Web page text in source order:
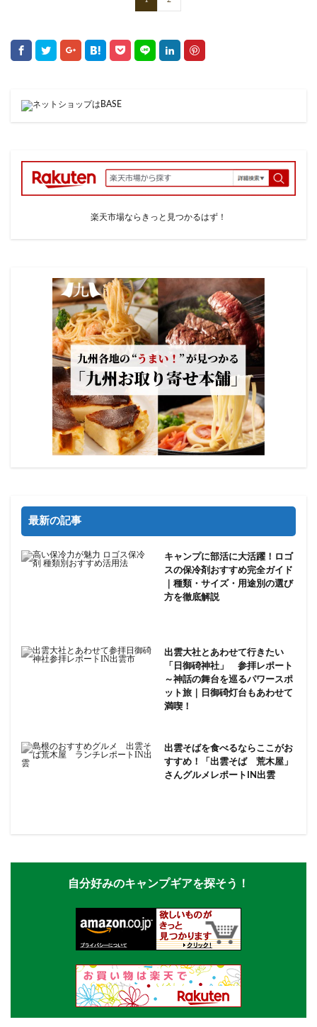
楽天市場ならきっと見つかるはず！
最新の記事
キャンプに部活に大活躍！ロゴ
スの保冷剤おすすめ完全ガイド
｜種類・サイズ・用途別の選び
方を徹底解説
出雲大社とあわせて行きたい
「日御碕神社」 参拝レポート
～神話の舞台を巡るパワースポ
ット旅｜日御碕灯台もあわせて
満喫！
出雲そばを食べるならここがお
すすめ！「出雲そば 荒木屋」
さんグルメレポートIN出雲
自分好みのキャンプギアを探そう！